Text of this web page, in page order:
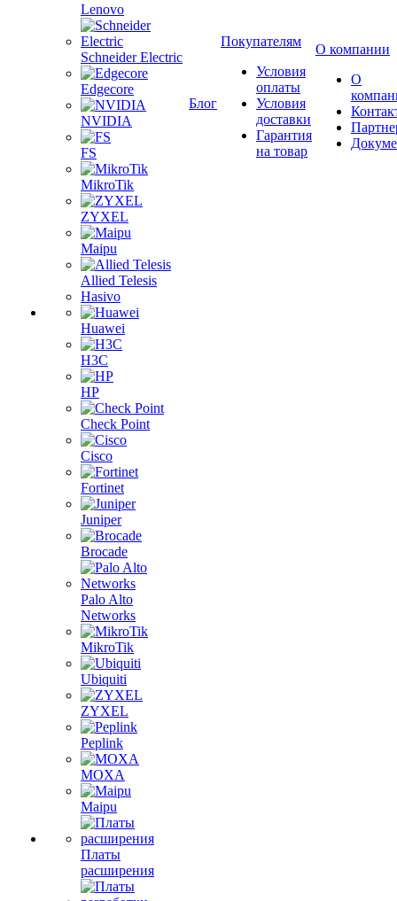
Lenovo
Schneider Electric
Edgecore
NVIDIA
FS
MikroTik
ZYXEL
Maipu
Allied Telesis
Hasivo
Huawei
H3C
HP
Check Point
Cisco
Fortinet
Juniper
Brocade
Palo Alto
Networks
MikroTik
Ubiquiti
ZYXEL
Peplink
MOXA
Maipu
Платы
расширения
Блог
Покупателям
Условия
оплаты
Условия
доставки
Гарантия
на товар
О компании
О